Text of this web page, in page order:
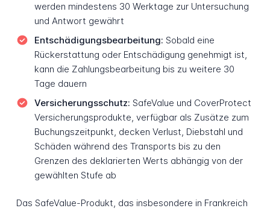
werden mindestens 30 Werktage zur Untersuchung
und Antwort gewährt
Entschädigungsbearbeitung: Sobald eine
Rückerstattung oder Entschädigung genehmigt ist,
kann die Zahlungsbearbeitung bis zu weitere 30
Tage dauern
Versicherungsschutz: SafeValue und CoverProtect
Versicherungsprodukte, verfügbar als Zusätze zum
Buchungszeitpunkt, decken Verlust, Diebstahl und
Schäden während des Transports bis zu den
Grenzen des deklarierten Werts abhängig von der
gewählten Stufe ab
Das SafeValue-Produkt, das insbesondere in Frankreich